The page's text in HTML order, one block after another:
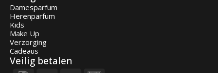
Damesparfum
Herenparfum
Kids
Make Up
Verzorging
Cadeaus
Veilig betalen